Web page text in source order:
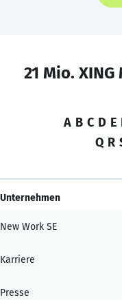
21 Mio.
A B C D E
Q R
Unternehmen
New Work SE
Karriere
Presse